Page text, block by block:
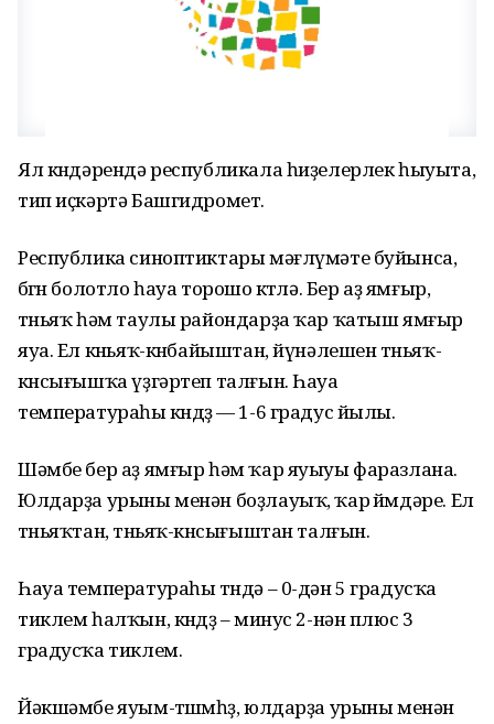
Ял көндәрендә республикала һиҙелерлек һыуыта,
тип иҫкәртә Башгидромет.
Республика синоптиктары мәғлүмәте буйынса,
бөгөн болотло һауа торошо көтөлә. Бер аҙ ямғыр,
төньяҡ һәм таулы райондарҙа ҡар ҡатыш ямғыр
яуа. Ел көньяҡ-көнбайыштан, йүнәлешен төньяҡ-
көнсығышҡа үҙгәртеп талғын. Һауа
температураһы көндөҙ — 1-6 градус йылы.
Шәмбе бер аҙ ямғыр һәм ҡар яуыуы фаразлана.
Юлдарҙа урыны менән боҙлауыҡ, ҡар өйөмдәре. Ел
төньяҡтан, төньяҡ-көнсығыштан талғын.
Һауа температураһы төндә – 0-дән 5 градусҡа
тиклем һалҡын, көндөҙ – минус 2-нән плюс 3
градусҡа тиклем.
Йәкшәмбе яуым-төшөмһөҙ, юлдарҙа урыны менән